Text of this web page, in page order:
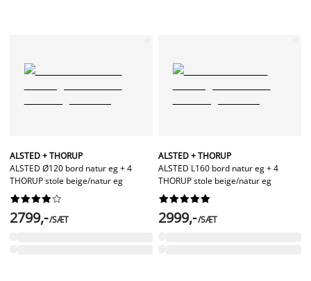
ALSTED + THORUP
ALSTED Ø120 bord natur eg + 4
THORUP stole beige/natur eg






2799,-/SÆT
ALSTED + THORUP
ALSTED L160 bord natur eg + 4
THORUP stole beige/natur eg






2999,-/SÆT